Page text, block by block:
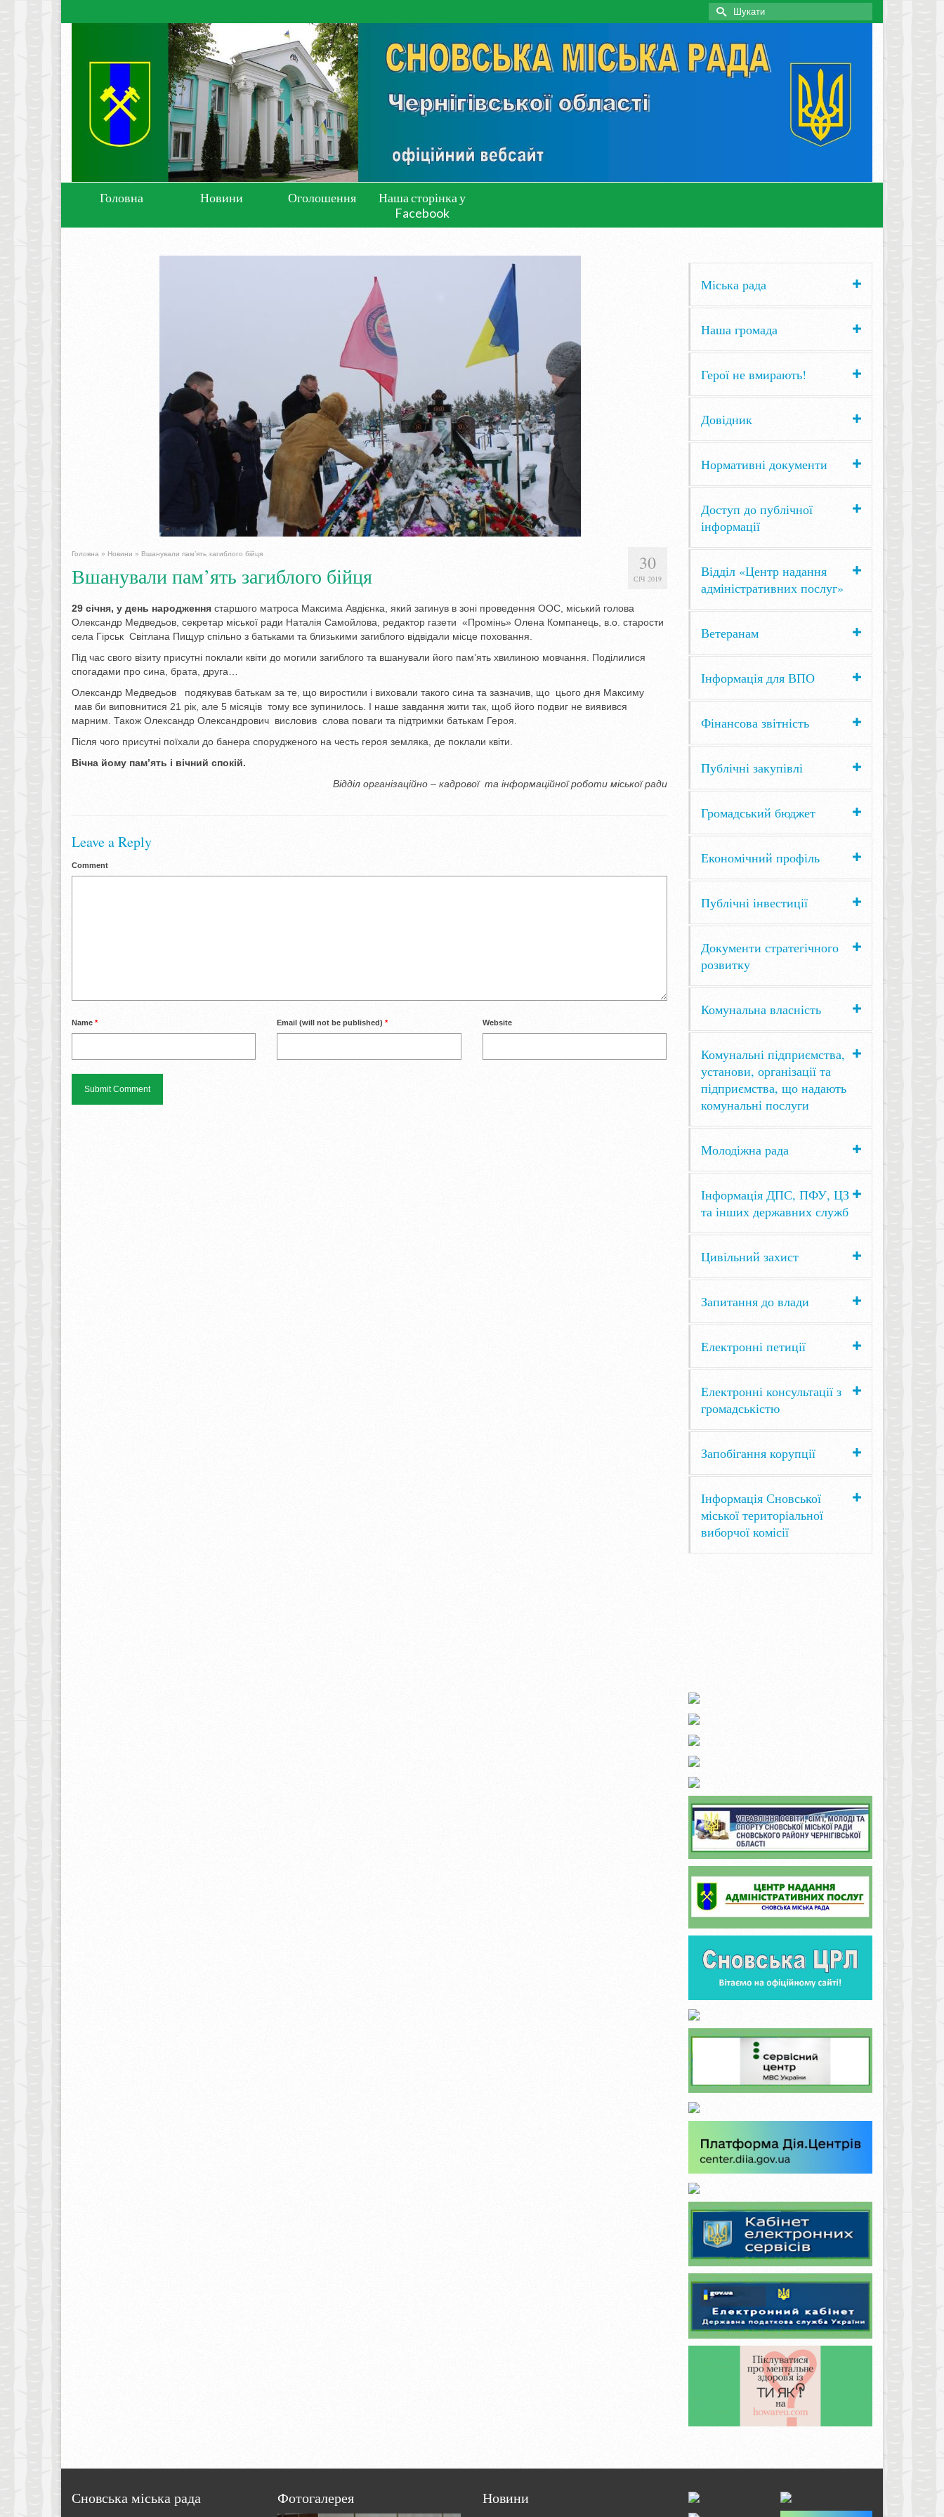
Search
for:
Головна Новини Оголошення
Наша сторінка у
Facebook
30
СІЧ 2019
Головна » Новини » Вшанували пам’ять загиблого бійця
Вшанували пам’ять загиблого бійця
29 січня, у день народження старшого матроса Максима Авдієнка, який загинув в зоні проведення ООС, міський голова
Олександр Медведьов, секретар міської ради Наталія Самойлова, редактор газети «Промінь» Олена Компанець, в.о. старости
села Гірськ Світлана Пищур спільно з батьками та близькими загиблого відвідали місце поховання.
Під час свого візиту присутні поклали квіти до могили загиблого та вшанували його пам’ять хвилиною мовчання. Поділилися
спогадами про сина, брата, друга…
Олександр Медведьов подякував батькам за те, що виростили і виховали такого сина та зазначив, що цього дня Максиму
мав би виповнитися 21 рік, але 5 місяців тому все зупинилось. І наше завдання жити так, щоб його подвиг не виявився
марним. Також Олександр Олександрович висловив слова поваги та підтримки батькам Героя.
Після чого присутні поїхали до банера спорудженого на честь героя земляка, де поклали квіти.
Вічна йому пам’ять і вічний спокій.
Відділ організаційно – кадрової та інформаційної роботи міської ради
Leave a Reply
Comment
Name * Email (will not be published)* Website
Міська рада
Наша громада
Герої не вмирають!
Довідник
Нормативні документи
Доступ до публічної
інформації
Відділ «Центр надання
адміністративних послуг»
Ветеранам
Інформація для ВПО
Фінансова звітність
Публічні закупівлі
Громадський бюджет
Економічний профіль
Публічні інвестиції
Документи стратегічного
розвитку
Комунальна власність
Комунальні підприємства,
установи, організації та
підприємства, що надають
комунальні послуги
Молодіжна рада
Інформація ДПС, ПФУ, ЦЗ
та інших державних служб
Цивільний захист
Запитання до влади
Електронні петиції
Електронні консультації з
громадськістю
Запобігання корупції
Інформація Сновської
міської територіальної
виборчої комісії
Сновська міська рада Фотогалерея Новини